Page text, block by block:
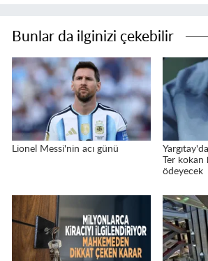
Bunlar da ilginizi çekebilir
Lionel Messi'nin acı günü
Ter
ödeyecek